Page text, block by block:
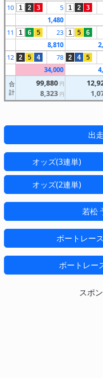
10
1 2 3 5 1 2 3
1,480
11
1 6 5 23 1 5 6
8,810
12
2 5 4 78 2 4 5
34,000
合
計
99,880 円
8,323 円
出
オッズ(3連単)
オッズ(2連単)
若松
ボートレー
ボートレー
スポ